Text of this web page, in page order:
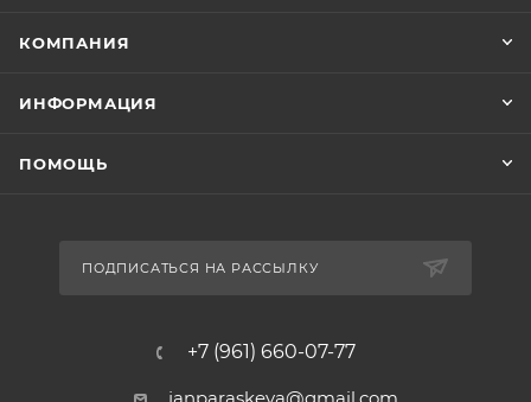
КОМПАНИЯ
ИНФОРМАЦИЯ
ПОМОЩЬ
ПОДПИСАТЬСЯ НА РАССЫЛКУ
+7 (961) 660-07-77